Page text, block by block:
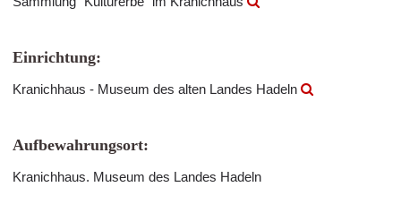
Einrichtung:
Kranichhaus - Museum des alten Landes Hadeln
Aufbewahrungsort:
Kranichhaus. Museum des Landes Hadeln